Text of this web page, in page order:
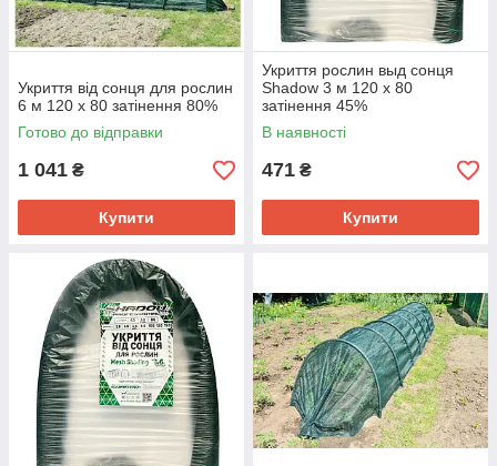
Укриття від сонця для рослин
6 м 120 х 80 затінення 80%
Готово до відправки
1 041 ₴
Купити
Укриття рослин выд сонця
Shadow 3 м 120 х 80
затінення 45%
В наявності
471 ₴
Купити